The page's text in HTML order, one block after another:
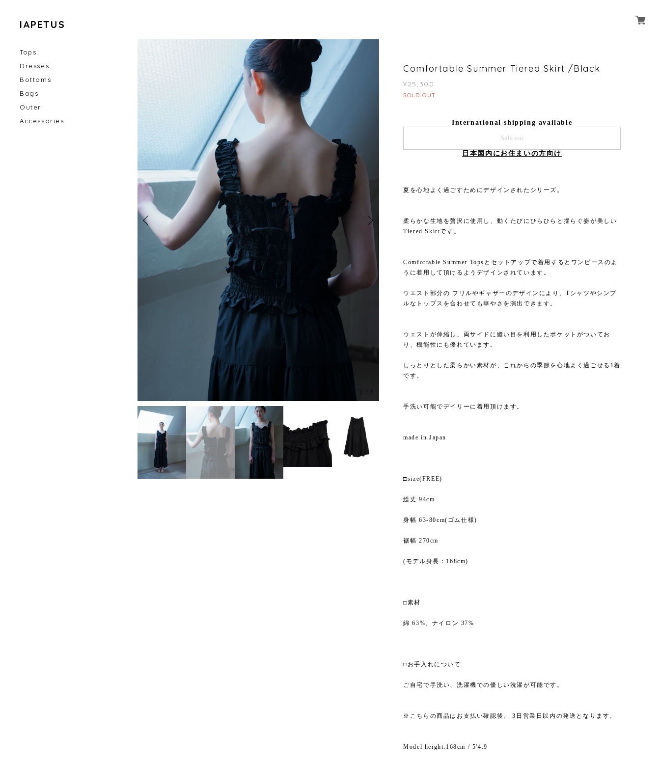
IAPETUS
Tops
Dresses
Bottoms
Bags
Outer
Accessories
3 5
Comfortable Summer Tiered Skirt /Black
¥25,300
SOLD OUT
International shipping available
Sold out
日本国内にお住まいの方向け
夏を心地よく過ごすためにデザインされたシリーズ。
柔らかな生地を贅沢に使用し、動くたびにひらひらと揺らぐ姿が美しい
Tiered Skirtです。
Comfortable Summer Topsとセットアップで着用するとワンピースのよ
うに着用して頂けるようデザインされています。
ウエスト部分の フリルやギャザーのデザインにより、Tシャツやシンプ
ルなトップスを合わせても華やさを演出できます。
ウエストが伸縮し、両サイドに縫い目を利用したポケットがついてお
り、機能性にも優れています。
しっとりとした柔らかい素材が、これからの季節を心地よく過ごせる1着
です。
手洗い可能でデイリーに着用頂けます。
made in Japan
□size(FREE)
総丈 94cm
身幅 63-80cm(ゴム仕様)
裾幅 270cm
(モデル身長：168cm)
□素材
綿 63%、ナイロン 37%
□お手入れについて
ご自宅で手洗い、洗濯機での優しい洗濯が可能です。
※こちらの商品はお支払い確認後、 3日営業日以内の発送となります。
Model height:168cm / 5'4.9